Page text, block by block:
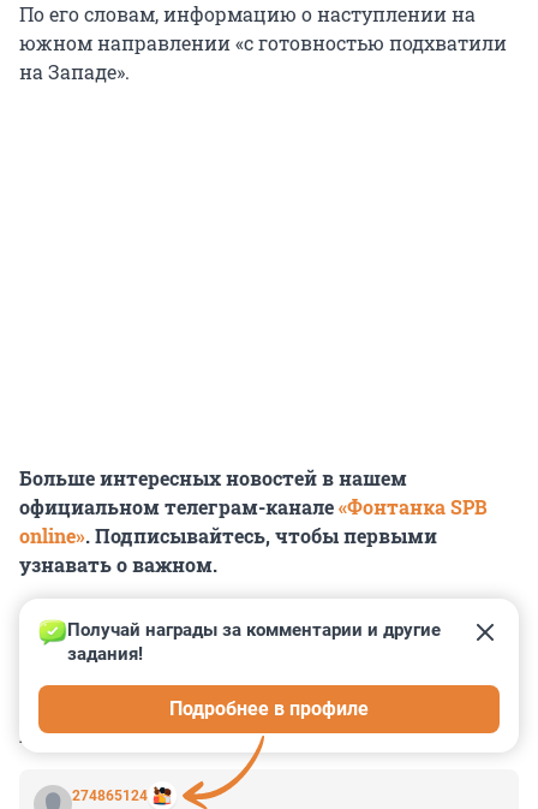
По его словам, информацию о наступлении на
южном направлении «с готовностью подхватили
на Западе».
Больше интересных новостей в нашем
официальном телеграм-канале«Фонтанка SPB
online». Подписывайтесь, чтобы первыми
узнавать о важном.
КОММЕНТАРИИ 35
274865124
Получай награды за комментарии и другие
задания!
Подробнее в профиле